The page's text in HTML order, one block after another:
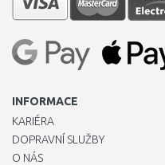
INFORMACE
KARIÉRA
DOPRAVNÍ SLUŽBY
O NÁS